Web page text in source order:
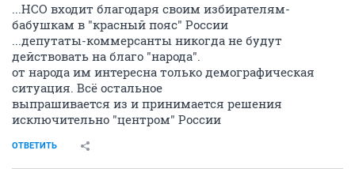
...НСО входит благодаря своим избирателям-
бабушкам в "красный пояс" России
...депутаты-коммерсанты никогда не будут
действовать на благо "народа".
от народа им интересна только демографическая
ситуация. Всё остальное
выпрашивается из и принимается решения
исключительно "центром" России
ОТВЕТИТЬ